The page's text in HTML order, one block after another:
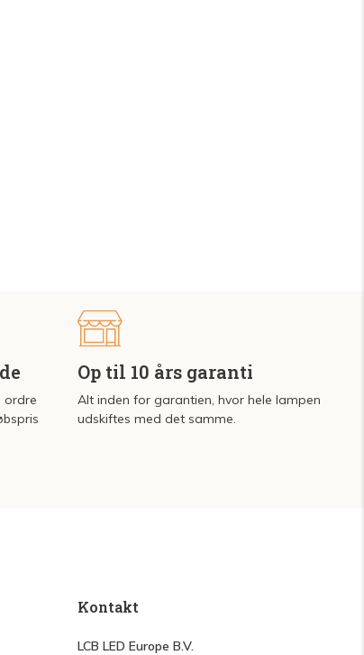
ordre
Op til 10 års garanti
Alt inden for garantien, hvor hele lampen
udskiftes med det samme.
Kontakt
LCB LED Europe B.V.